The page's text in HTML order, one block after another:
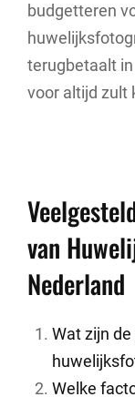
budgetteren
terugbetaalt
voor altijd zult
van
Nederland
Wat zijn
Welke